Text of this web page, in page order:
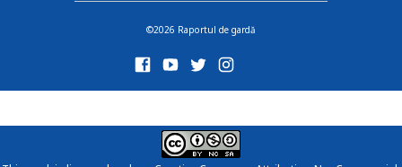
©2026 Raportul de gardă